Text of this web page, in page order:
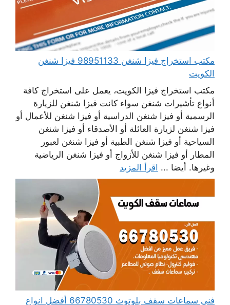
مكتب استخراج فيزا شنغن 98951133 فيزا شنغن
الكويت
مكتب استخراج فيزا الكويت، يعمل على استخراج كافة
أنواع تأشيرات شنغن سواء كانت فيزا شنغن للزيارة
الرسمية أو فيزا شنغن الدراسية أو فيزا شنغن للأعمال أو
فيزا شنغن لزيارة العائلة أو الأصدقاء أو فيزا شنغن
السياحية أو فيزا شنغن الطبية أو فيزا شنغن لعبور
المطار أو فيزا شنغن للأزواج أو فيزا شنغن الرياضية
وغيرها. أيضا ... اقرأ المزيد
فني سماعات سقف بلوتوث 66780530 أفضل انواع